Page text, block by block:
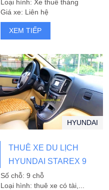
Loại hình: Xe thuê tháng
Giá xe: Liên hệ
XEM TIẾP
THUÊ XE DU LỊCH
HYUNDAI STAREX 9
CHỖ ĐÀ NẴNG
HYUNDAI
Số chỗ: 9 chỗ
Loại hình: thuê xe có tài,...